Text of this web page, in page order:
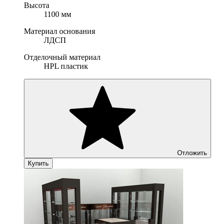
Высота
1100 мм
Материал основания
ЛДСП
Отделочный материал
HPL пластик
Отложить
Купить